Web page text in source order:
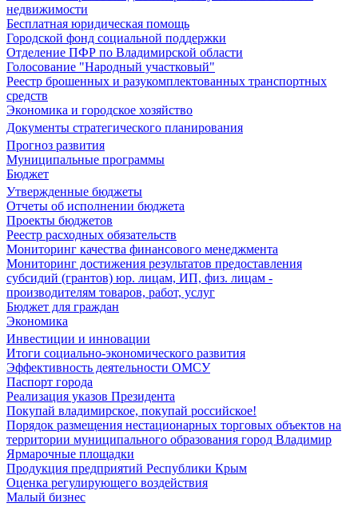
недвижимости
Бесплатная юридическая помощь
Городской фонд социальной поддержки
Отделение ПФР по Владимирской области
Голосование "Народный участковый"
Реестр брошенных и разукомплектованных транспортных
средств
Экономика и городское хозяйство
Документы стратегического планирования
Прогноз развития
Муниципальные программы
Бюджет
Утвержденные бюджеты
Отчеты об исполнении бюджета
Проекты бюджетов
Реестр расходных обязательств
Мониторинг качества финансового менеджмента
Мониторинг достижения результатов предоставления
субсидий (грантов) юр. лицам, ИП, физ. лицам -
производителям товаров, работ, услуг
Бюджет для граждан
Экономика
Инвестиции и инновации
Итоги социально-экономического развития
Эффективность деятельности ОМСУ
Паспорт города
Реализация указов Президента
Покупай владимирское, покупай российское!
Порядок размещения нестационарных торговых объектов на
территории муниципального образования город Владимир
Ярмарочные площадки
Продукция предприятий Республики Крым
Оценка регулирующего воздействия
Малый бизнес